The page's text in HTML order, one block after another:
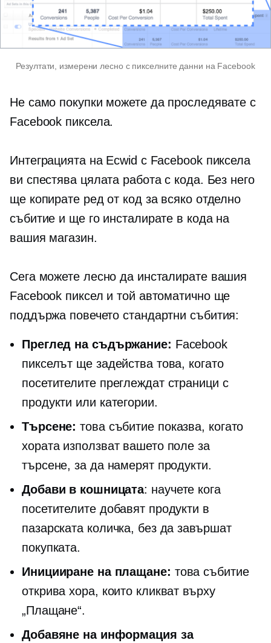
Резултати, измерени лесно с пикселните данни на Facebook
Не само покупки можете да проследявате с
Facebook пиксела.
Интеграцията на Ecwid с Facebook пиксела
ви спестява цялата работа с кода. Без него
ще копирате ред от код за всяко отделно
събитие и ще го инсталирате в кода на
вашия магазин.
Сега можете лесно да инсталирате вашия
Facebook пиксел и той автоматично ще
поддържа повечето стандартни събития:
Преглед на съдържание: Facebook
пикселът ще задейства това, когато
посетителите преглеждат страници с
продукти или категории.
Търсене: това събитие показва, когато
хората използват вашето поле за
търсене, за да намерят продукти.
Добави в кошницата: научете кога
посетителите добавят продукти в
пазарската количка, без да завършат
покупката.
Иницииране на плащане: това събитие
открива хора, които кликват върху
„Плащане“.
Добавяне на информация за